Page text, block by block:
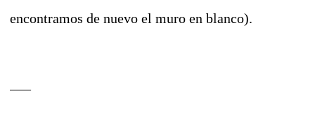
encontramos de nuevo el muro en blanco).
–––